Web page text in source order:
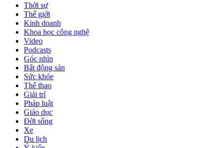
Thời sự
Thế giới
Kinh doanh
Khoa học công nghệ
Video
Podcasts
Góc nhìn
Bất động sản
Sức khỏe
Thể thao
Giải trí
Pháp luật
Giáo dục
Đời sống
Xe
Du lịch